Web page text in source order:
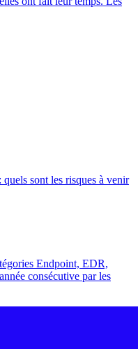
sont les risques à venir
Endpoint, EDR,
consécutive par les